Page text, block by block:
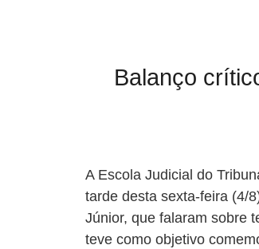
Balanço
A Escola Judicial do
tarde desta sexta-feira (4/
Júnior, que falaram sobre
teve como objetivo